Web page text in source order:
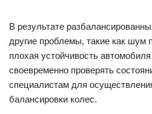
В результате
другие проблемы, такие как шум
плохая устойчивость
своевременно проверять
специалистам для
балансировки колес.